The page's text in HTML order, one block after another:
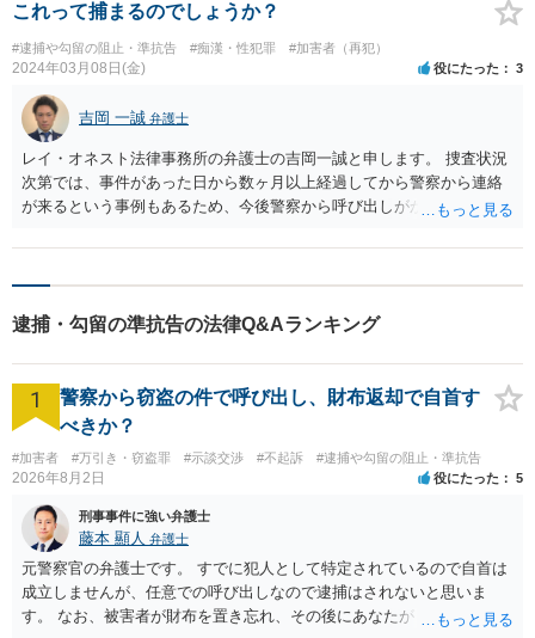
これって捕まるのでしょうか？
#逮捕や勾留の阻止・準抗告 #痴漢・性犯罪 #加害者（再犯）
2024年03月08日(金) 役にたった 3
吉岡 一誠 弁護士
レイ・オネスト法律事務所の弁護士の吉岡一誠と申します。 捜査状況
次第では、事件があった日から数ヶ月以上経過してから警察から連絡
が来るという事例もあるため、今後警察から呼び出しがかかるとか、
いうわけではなく、いわゆる在宅捜査(身柄拘束は受けずに、日常生活
ろんな法律事務所に相談するなどして、事前に弁護士を探しておいて
逮捕・勾留の準抗告の法律Q&Aランキング
1
警察から窃盗の件で呼び出し、財布返却で自首す
べきか？
#加害者 #万引き・窃盗罪 #示談交渉 #不起訴 #逮捕や勾留の阻止・準抗告
2026年8月2日 役にたった 5
刑事事件に強い弁護士
藤本 顯人 弁護士
元警察官の弁護士です。 すでに犯人として特定されているので自首は
成立しませんが、任意での呼び出しなので逮捕はされないと思いま
す。 なお、被害者が財布を置き忘れ、その後にあなたがトイレに入